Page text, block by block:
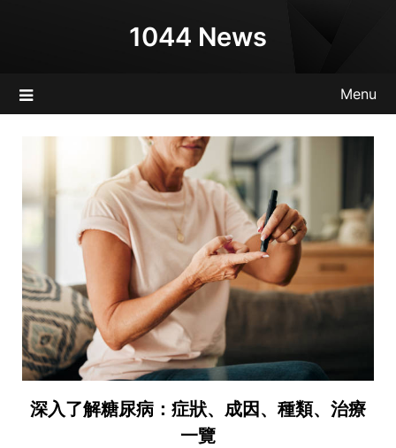
1044 News
Menu
深入了解糖尿病：症狀、成因、種類、治療
一覽